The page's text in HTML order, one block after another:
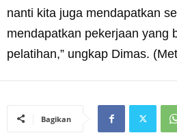
nanti kita juga mendapatkan
mendapatkan pekerjaan yang
pelatihan,” ungkap Dimas.
Bagikan